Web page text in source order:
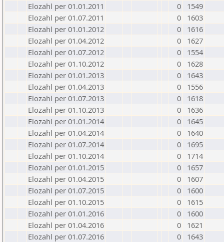
Elozahl per 01.01.2011
0
1549
Elozahl per 01.07.2011
0
1603
Elozahl per 01.01.2012
0
1616
Elozahl per 01.04.2012
0
1627
Elozahl per 01.07.2012
0
1554
Elozahl per 01.10.2012
0
1628
Elozahl per 01.01.2013
0
1643
Elozahl per 01.04.2013
0
1556
Elozahl per 01.07.2013
0
1618
Elozahl per 01.10.2013
0
1636
Elozahl per 01.01.2014
0
1645
Elozahl per 01.04.2014
0
1640
Elozahl per 01.07.2014
0
1695
Elozahl per 01.10.2014
0
1714
Elozahl per 01.01.2015
0
1657
Elozahl per 01.04.2015
0
1607
Elozahl per 01.07.2015
0
1600
Elozahl per 01.10.2015
0
1615
Elozahl per 01.01.2016
0
1600
Elozahl per 01.04.2016
0
1621
Elozahl per 01.07.2016
0
1643